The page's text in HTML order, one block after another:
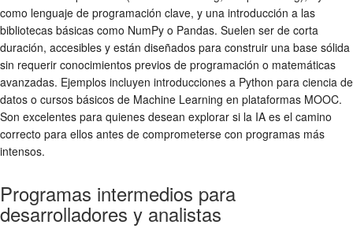
como lenguaje de programación clave, y una introducción a las
bibliotecas básicas como NumPy o Pandas. Suelen ser de corta
duración, accesibles y están diseñados para construir una base sólida
sin requerir conocimientos previos de programación o matemáticas
avanzadas. Ejemplos incluyen introducciones a Python para ciencia de
datos o cursos básicos de Machine Learning en plataformas MOOC.
Son excelentes para quienes desean explorar si la IA es el camino
correcto para ellos antes de comprometerse con programas más
intensos.
Programas intermedios para
desarrolladores y analistas